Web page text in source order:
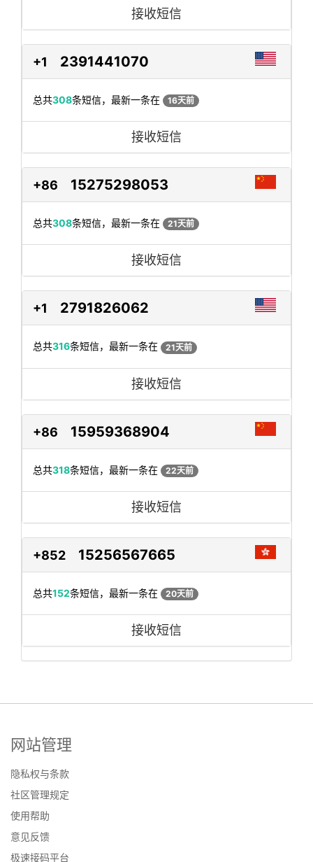
接收短信
+1 2391441070
总共308条短信，最新一条在 16天前
接收短信
+86 15275298053
总共308条短信，最新一条在 21天前
接收短信
+1 2791826062
总共316条短信，最新一条在 21天前
接收短信
+86 15959368904
总共318条短信，最新一条在 22天前
接收短信
+852 15256567665
总共152条短信，最新一条在 20天前
接收短信
网站管理
隐私权与条款
社区管理规定
使用帮助
意见反馈
极速接码平台